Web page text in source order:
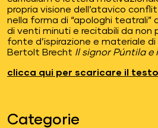
Categorie
propria visione dell’atavico
nella forma di “apologhi teatrali”
di venti minuti e recitabili da non
fonte d’ispirazione e materiale
Bertolt Brecht Il signor Púntila e
clicca qui per scaricare il testo